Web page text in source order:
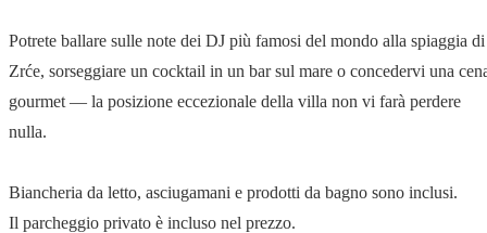
Potrete ballare sulle note dei DJ più famosi del mondo alla spiaggia di
Zrće, sorseggiare un cocktail in un bar sul mare o concedervi una
gourmet — la posizione eccezionale della villa non vi farà perdere
nulla.
Biancheria da letto, asciugamani e prodotti da bagno sono inclusi.
Il parcheggio privato è incluso nel prezzo.